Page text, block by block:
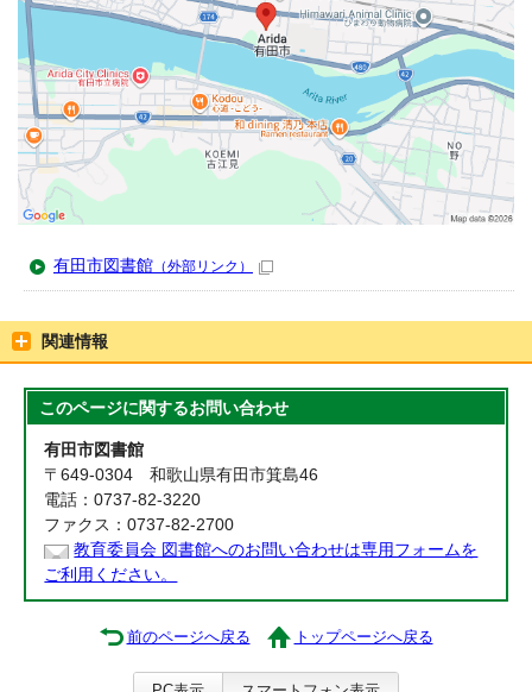
有田市図書館 （外部リンク）
関連情報
このページに関するお問い合わせ
有田市図書館
〒649-0304 和歌山県有田市箕島46
電話：0737-82-3220
ファクス：0737-82-2700
教育委員会 図書館へのお問い合わせは専用フォームを
ご利用ください。
前のページへ戻る トップページへ戻る